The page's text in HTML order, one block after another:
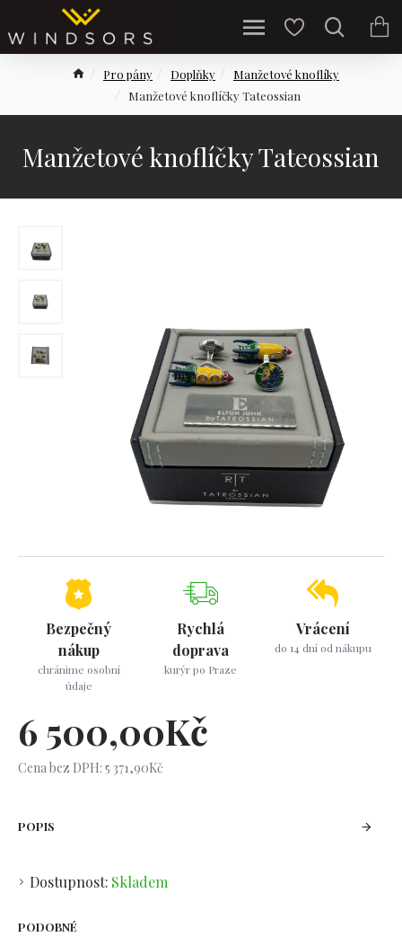
Pro pány Doplňky
Manžetové knoflíky
Manžetové knoflíčky Tateossian
Manžetové knoflíčky Tateossian
Bezpečný
nákup
chránime osobní
údaje
Rychlá
doprava
kurýr po Praze
Vrácení
do 14 dní od nákupu
Dostupnost: Skladem
6 500,00Kč
Cena bez DPH: 5 371,90Kč
POPIS
PODOBNÉ